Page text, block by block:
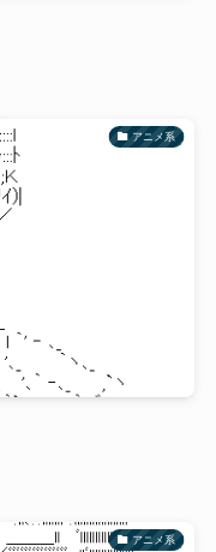
アニメ系
アニメ系